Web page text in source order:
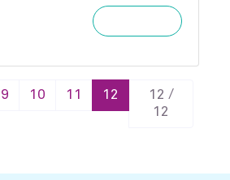
9 10 11 12
12 /
12